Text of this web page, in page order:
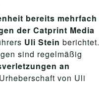
bereits mehrfach
der Catprint Media
Uli Stein berichtet.
sind regelmäßig
an
von Uli